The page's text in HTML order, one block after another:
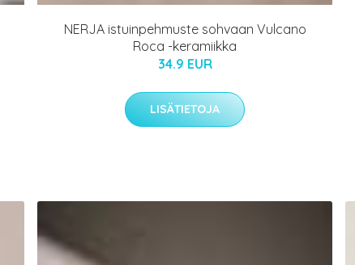
NERJA istuinpehmuste sohvaan Vulcano
Roca -keramiikka
34.9 EUR
LISÄTIETOJA